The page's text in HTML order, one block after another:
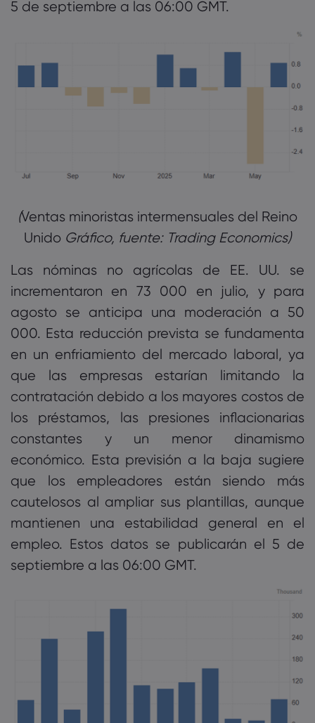
5 de septiembre a las 06:00 GMT.
Ventas minoristas intermensuales del Reino
Unido Gráfico, fuente: Trading Economics)‎
Las nóminas no agrícolas de EE. UU. se
incrementaron en 73 000 en julio, y para
agosto se anticipa una moderación a 50
000. Esta reducción prevista se fundamenta
en un enfriamiento del mercado laboral, ya
que las empresas estarían limitando la
contratación debido a los mayores costos de
los préstamos, las presiones inflacionarias
constantes y un menor dinamismo
económico. Esta previsión a la baja sugiere
que los empleadores están siendo más
cautelosos al ampliar sus plantillas, aunque
mantienen una estabilidad general en el
empleo. Estos datos se publicarán el 5 de
septiembre a las 06:00 GMT.